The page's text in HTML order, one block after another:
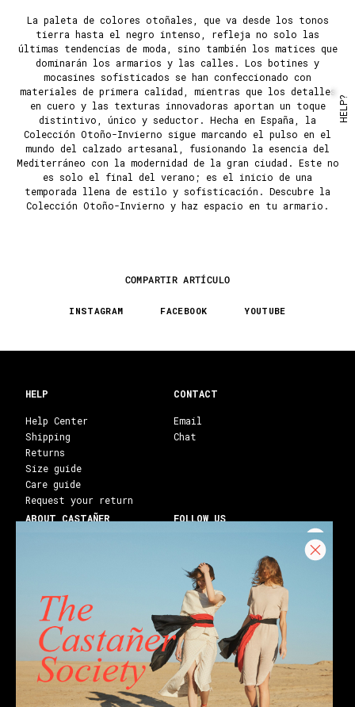
La paleta de colores otoñales, que va desde los tonos
tierra hasta el negro intenso, refleja no solo las
últimas tendencias de moda, sino también los matices que
dominarán los armarios y las calles. Los botines y
mocasines sofisticados se han confeccionado con
materiales de primera calidad, mientras que los detalles
en cuero y las texturas innovadoras aportan un toque
distintivo, único y seductor. Hecha en España, la
Colección Otoño-Invierno sigue marcando el pulso en el
mundo del calzado artesanal, fusionando la esencia del
Mediterráneo con la modernidad de la gran ciudad. Este no
es solo el final del verano; es el inicio de una
temporada llena de estilo y sofisticación. Descubre la
Colección Otoño-Invierno y haz espacio en tu armario.
COMPARTIR ARTÍCULO
INSTAGRAM FACEBOOK YOUTUBE
CONTACT
Email
Chat
HELP
Help Center
Shipping
Returns
Size guide
Care guide
Request your return
ABOUT CASTAÑER
Franchises
Stores
Castañer Society
FOLLOW US
Facebook
Youtube
Blog
Shipping to: United States ($) English
HELP?